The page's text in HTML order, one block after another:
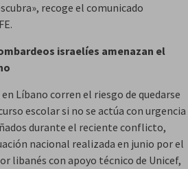
recoge el comunicado
israelíes amenazan el
Líbano corren el riesgo de quedarse
escolar si no se actúa con urgencia
durante el reciente conflicto,
nacional realizada en junio por el
libanés con apoyo técnico de Unicef,